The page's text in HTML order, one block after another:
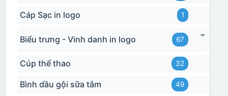
Cáp Sạc in logo 1
Biểu trưng - Vinh danh in logo 67
Cúp thể thao 32
Bình dầu gội sữa tắm 49